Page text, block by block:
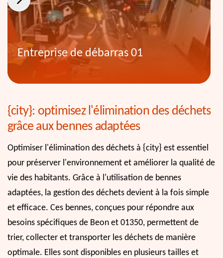
Entreprise de débarras 01
{city}: optimisez l'élimination des déchets
grâce aux bennes adaptées
Optimiser l'élimination des déchets à {city} est essentiel
pour préserver l'environnement et améliorer la qualité de
vie des habitants. Grâce à l'utilisation de bennes
adaptées, la gestion des déchets devient à la fois simple
et efficace. Ces bennes, conçues pour répondre aux
besoins spécifiques de Beon et 01350, permettent de
trier, collecter et transporter les déchets de manière
optimale. Elles sont disponibles en plusieurs tailles et